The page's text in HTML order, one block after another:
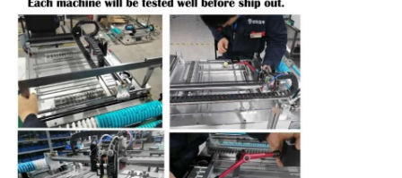
HABERLER
SHOPPING
ON
LINE